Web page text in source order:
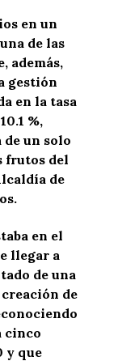
en un
de las
además,
gestión
en la tasa
%,
de un solo
frutos del
de
en el
llegar a
de una
de
cinco
y que